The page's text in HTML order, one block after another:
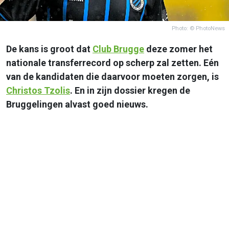
Photo: © PhotoNews
De kans is groot dat Club Brugge deze zomer het
nationale transferrecord op scherp zal zetten. Eén
van de kandidaten die daarvoor moeten zorgen, is
Christos Tzolis. En in zijn dossier kregen de
Bruggelingen alvast goed nieuws.